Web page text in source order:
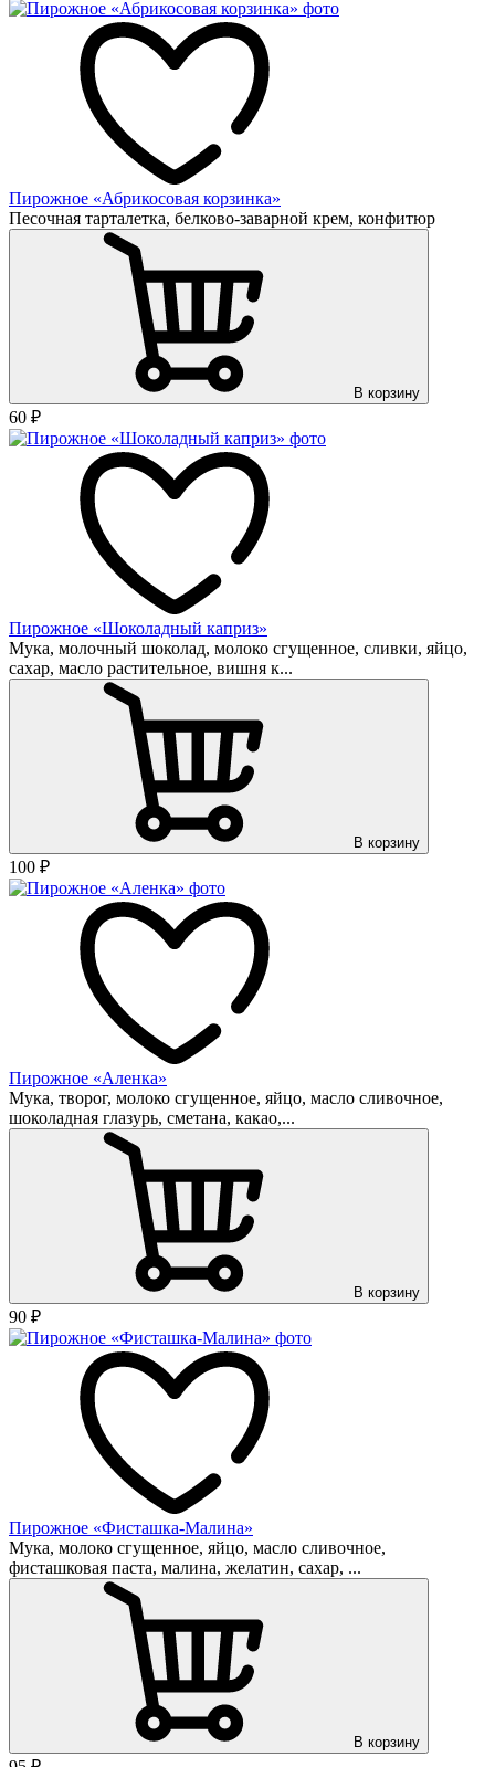
Пирожное «Абрикосовая корзинка»
Песочная тарталетка, белково-заварной крем, конфитюр
В корзину
60 ₽
Пирожное «Шоколадный каприз»
Мука, молочный шоколад, молоко сгущенное, сливки, яйцо,
сахар, масло растительное, вишня к...
В корзину
100 ₽
Пирожное «Аленка»
Мука, творог, молоко сгущенное, яйцо, масло сливочное,
шоколадная глазурь, сметана, какао,...
В корзину
90 ₽
Пирожное «Фисташка-Малина»
Мука, молоко сгущенное, яйцо, масло сливочное,
фисташковая паста, малина, желатин, сахар, ...
В корзину